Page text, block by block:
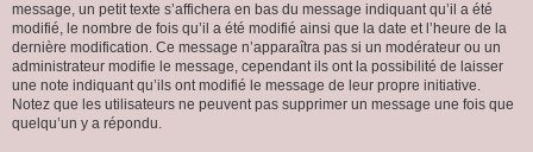
message, un petit texte s’affichera en bas du message indiquant qu’il a été
modifié, le nombre de fois qu’il a été modifié ainsi que la date et l’heure de la
dernière modification. Ce message n’apparaîtra pas si un modérateur ou un
administrateur modifie le message, cependant ils ont la possibilité de laisser
une note indiquant qu’ils ont modifié le message de leur propre initiative.
Notez que les utilisateurs ne peuvent pas supprimer un message une fois que
quelqu’un y a répondu.